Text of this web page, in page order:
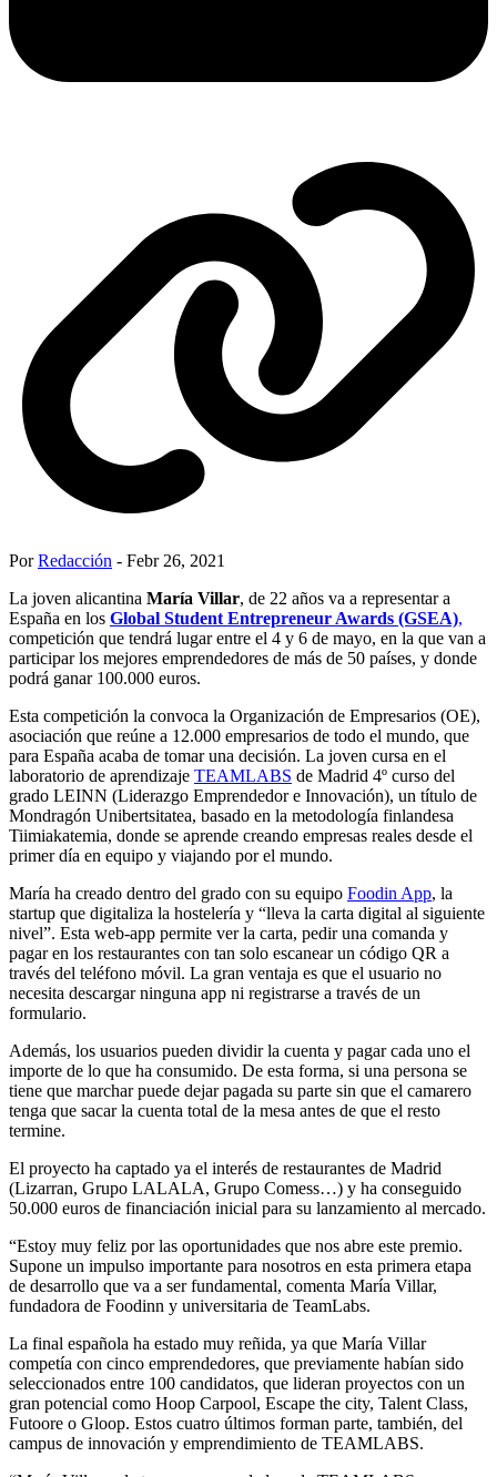
PorRedacción - Febr 26, 2021
La joven alicantina María Villar, de 22 años va a representar a
España en los Global Student Entrepreneur Awards (GSEA),
competición que tendrá lugar entre el 4 y 6 de mayo, en la que van a
participar los mejores emprendedores de más de 50 países, y donde
podrá ganar 100.000 euros.
Esta competición la convoca la Organización de Empresarios (OE),
asociación que reúne a 12.000 empresarios de todo el mundo, que
para España acaba de tomar una decisión. La joven cursa en el
laboratorio de aprendizaje TEAMLABS de Madrid 4º curso del
grado LEINN (Liderazgo Emprendedor e Innovación), un título de
Mondragón Unibertsitatea, basado en la metodología finlandesa
Tiimiakatemia, donde se aprende creando empresas reales desde el
primer día en equipo y viajando por el mundo.
María ha creado dentro del grado con su equipo Foodin App, la
startup que digitaliza la hostelería y “lleva la carta digital al siguiente
nivel”. Esta web-app permite ver la carta, pedir una comanda y
pagar en los restaurantes con tan solo escanear un código QR a
través del teléfono móvil. La gran ventaja es que el usuario no
necesita descargar ninguna app ni registrarse a través de un
formulario.
Además, los usuarios pueden dividir la cuenta y pagar cada uno el
importe de lo que ha consumido. De esta forma, si una persona se
tiene que marchar puede dejar pagada su parte sin que el camarero
tenga que sacar la cuenta total de la mesa antes de que el resto
termine.
El proyecto ha captado ya el interés de restaurantes de Madrid
(Lizarran, Grupo LALALA, Grupo Comess…) y ha conseguido
50.000 euros de financiación inicial para su lanzamiento al mercado.
“Estoy muy feliz por las oportunidades que nos abre este premio.
Supone un impulso importante para nosotros en esta primera etapa
de desarrollo que va a ser fundamental, comenta María Villar,
fundadora de Foodinn y universitaria de TeamLabs.
La final española ha estado muy reñida, ya que María Villar
competía con cinco emprendedores, que previamente habían sido
seleccionados entre 100 candidatos, que lideran proyectos con un
gran potencial como Hoop Carpool, Escape the city, Talent Class,
Futoore o Gloop. Estos cuatro últimos forman parte, también, del
campus de innovación y emprendimiento de TEAMLABS.